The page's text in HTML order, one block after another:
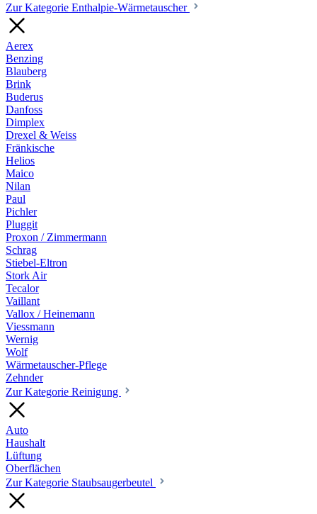
Zur Kategorie Enthalpie-Wärmetauscher
Aerex
Benzing
Blauberg
Brink
Buderus
Danfoss
Dimplex
Drexel & Weiss
Fränkische
Helios
Maico
Nilan
Paul
Pichler
Pluggit
Proxon / Zimmermann
Schrag
Stiebel-Eltron
Stork Air
Tecalor
Vaillant
Vallox / Heinemann
Viessmann
Wernig
Wolf
Wärmetauscher-Pflege
Zehnder
Zur Kategorie Reinigung
Auto
Haushalt
Lüftung
Oberflächen
Zur Kategorie Staubsaugerbeutel